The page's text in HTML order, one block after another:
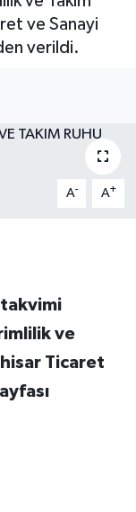
ve Sanayi
verildi.
A- A+
ve
Ticaret